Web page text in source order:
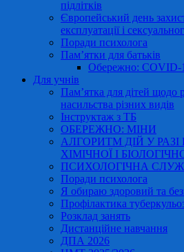
підлітків
Європейський день
експлуатації і
Поради психолога
Пам’ятки для батьків
Обережно: COVID-
Для учнів
Пам’ятка для дітей щодо
насильства різних видів
Інструктаж з ТБ
ОБЕРЕЖНО: МІНИ
АЛГОРИТМ ДІЙ У РАЗІ
ХІМІЧНОЇ І
ПСИХОЛОГІЧНА
Поради психолога
Я обираю здоровий та
Профілактика
Розклад занять
Дистанційне навчання
ДПА 2026